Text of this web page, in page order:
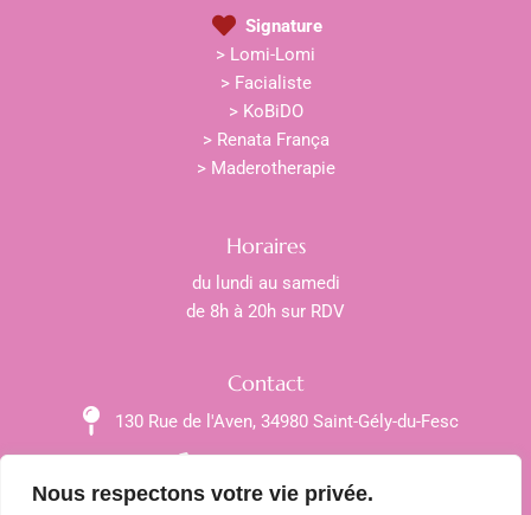
Nous respectons votre vie privée.
Signature
> Lomi-Lomi
> Facialiste
> KoBiDO
> Renata França
> Maderotherapie
Horaires
du lundi au samedi
de 8h à 20h sur RDV
Contact
130 Rue de l'Aven, 34980 Saint-Gély-du-Fesc